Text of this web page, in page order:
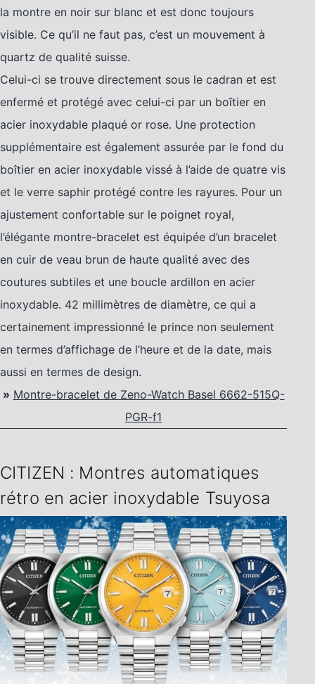
la montre en noir sur blanc et est donc toujours
visible. Ce qu’il ne faut pas, c’est un mouvement à
quartz de qualité suisse.
Celui-ci se trouve directement sous le cadran et est
enfermé et protégé avec celui-ci par un boîtier en
acier inoxydable plaqué or rose. Une protection
supplémentaire est également assurée par le fond du
boîtier en acier inoxydable vissé à l’aide de quatre vis
et le verre saphir protégé contre les rayures. Pour un
ajustement confortable sur le poignet royal,
l’élégante montre-bracelet est équipée d’un bracelet
en cuir de veau brun de haute qualité avec des
coutures subtiles et une boucle ardillon en acier
inoxydable. 42 millimètres de diamètre, ce qui a
certainement impressionné le prince non seulement
en termes d’affichage de l’heure et de la date, mais
aussi en termes de design.
» Montre-bracelet de Zeno-Watch Basel 6662-515Q-
PGR-f1
CITIZEN : Montres automatiques
rétro en acier inoxydable Tsuyosa